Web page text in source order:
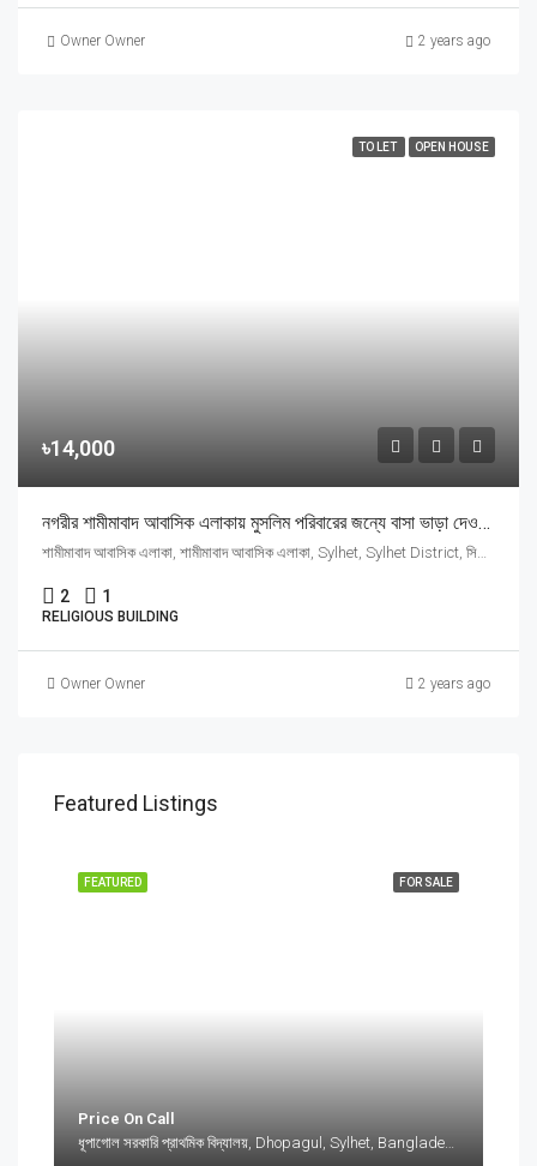
Owner Owner 2 years ago
TO LET OPEN HOUSE
৳14,000
নগরীর শামীমাবাদ আবাসিক এলাকায় মুসলিম পরিবারের জন্যে বাসা ভাড়া দেওয়া হবে।
2 1
RELIGIOUS BUILDING
Owner Owner 2 years ago
Featured Listings
FOR SALE
FEATURED
Price On Call
ধূপাগোল সরকারি প্রাথমিক বিদ্যালয়, Dhopagul, Sylhet, Bangladesh, ধূপাগোল সরকারি প্রাথমিক বিদ্যালয়, Dhopagul, Sylhet, Bangladesh, Dhopagul, Sylhet Division